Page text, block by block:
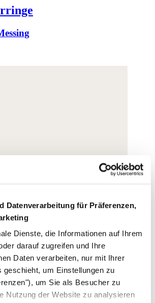
Datenverarbeitung für Präferenzen,
Dienste, die Informationen auf Ihrem
darauf zugreifen und Ihre
Daten verarbeiten, nur mit Ihrer
geschieht, um Einstellungen zu
um Sie als Besucher zu
Nutzung der Website zu analysieren